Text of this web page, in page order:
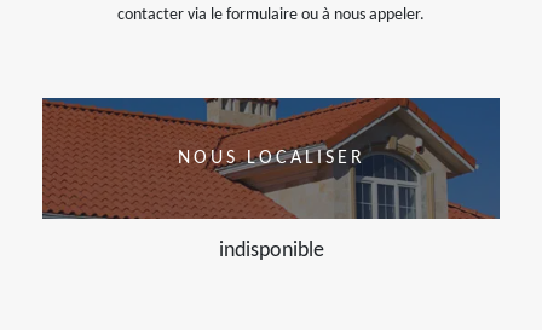
contacter via le formulaire ou à nous appeler.
NOUS LOCALISER
indisponible